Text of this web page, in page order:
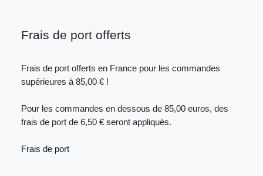
Frais de port offerts
Frais de port offerts en France pour les commandes
supérieures à 85,00 € !
Pour les commandes en dessous de 85,00 euros, des
frais de port de 6,50 € seront appliqués.
Frais de port